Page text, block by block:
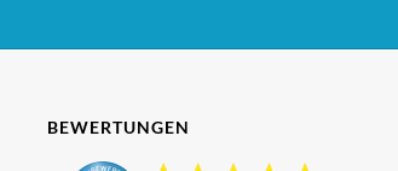
BEWERTUNGEN